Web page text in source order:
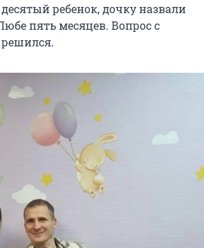
ребенок, дочку назвали
пять месяцев. Вопрос с